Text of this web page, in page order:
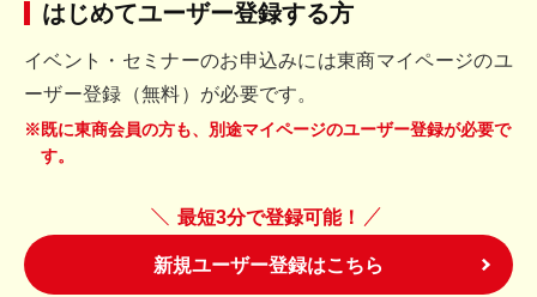
はじめてユーザー登録する方
イベント・セミナーのお申込みには東商マイページのユ
ーザー登録（無料）が必要です。
※既に東商会員の方も、別途マイページのユーザー登録が必要で
す。
最短3分で登録可能！
新規ユーザー登録はこちら